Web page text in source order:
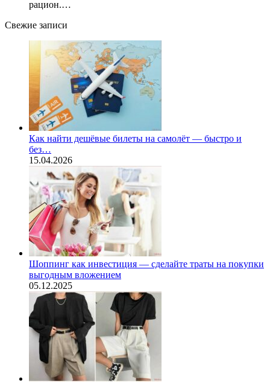
рацион.…
Свежие записи
Как найти дешёвые билеты на самолёт — быстро и
без…
15.04.2026
Шоппинг как инвестиция — сделайте траты на покупки
выгодным вложением
05.12.2025